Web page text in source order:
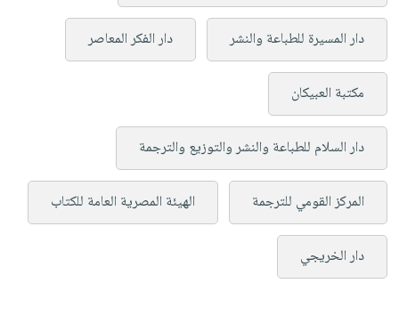
دار المسيرة للطباعة والنشر دار الفكر المعاصر
مكتبة العبيكان
دار السلام للطباعة والنشر والتوزيع والترجمة
المركز القومي للترجمة الهيئة المصرية العامة للكتاب
دار الخريجي